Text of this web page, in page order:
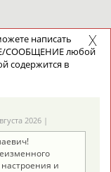
написать
СООБЩЕНИЕ любой
содержится в
2026 |
настроения и